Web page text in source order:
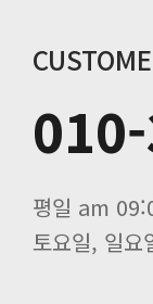
평일 am
토요일, 일요